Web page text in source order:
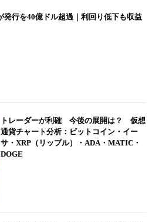
発行を40億ドル超過｜利回り低下も収益
トレーダーが利確 今後の展開は？ 仮想
通貨チャート分析：ビットコイン・イー
サ・XRP（リップル）・ADA・MATIC・
DOGE